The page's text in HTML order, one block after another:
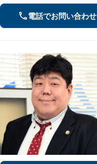
電話でお問い合わせ